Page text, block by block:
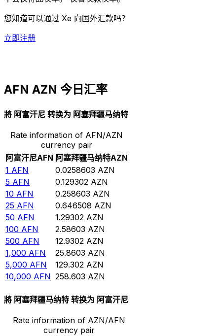
您知道可以通过 Xe 向国外汇款吗？
立即注册
AFN AZN 今日汇率
將 阿富汗尼 转换为 阿塞拜疆马纳特
Rate information of AFN/AZN
currency pair
阿富汗尼AFN 阿塞拜疆马纳特AZN
1 AFN 0.0258603 AZN
5 AFN 0.129302 AZN
10 AFN 0.258603 AZN
25 AFN 0.646508 AZN
50 AFN 1.29302 AZN
100 AFN 2.58603 AZN
500 AFN 12.9302 AZN
1,000 AFN 25.8603 AZN
5,000 AFN 129.302 AZN
10,000 AFN 258.603 AZN
將 阿塞拜疆马纳特 转换为 阿富汗尼
Rate information of AZN/AFN
currency pair